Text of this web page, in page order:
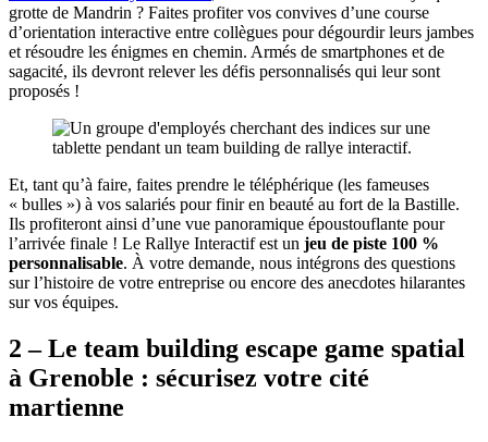
grotte de Mandrin ? Faites profiter vos convives d’une course
d’orientation interactive entre collègues pour dégourdir leurs jambes
et résoudre les énigmes en chemin. Armés de smartphones et de
sagacité, ils devront relever les défis personnalisés qui leur sont
proposés !
Et, tant qu’à faire, faites prendre le téléphérique (les fameuses
« bulles ») à vos salariés pour finir en beauté au fort de la Bastille.
Ils profiteront ainsi d’une vue panoramique époustouflante pour
l’arrivée finale ! Le Rallye Interactif est un jeu de piste 100 %
personnalisable. À votre demande, nous intégrons des questions
sur l’histoire de votre entreprise ou encore des anecdotes hilarantes
sur vos équipes.
2 – Le team building escape game spatial
à Grenoble : sécurisez votre cité
martienne